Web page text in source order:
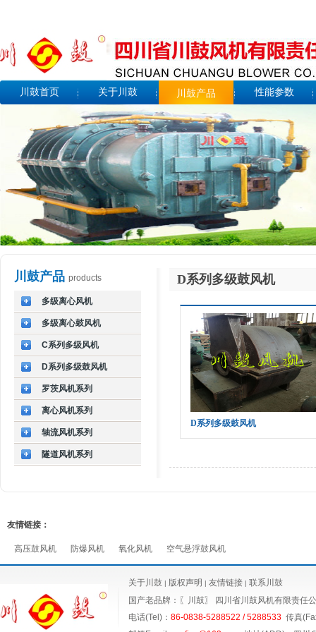
川鼓首页 关于川鼓 川鼓产品 性能参数
川鼓产品 products
多级离心风机
多级离心鼓风机
C系列多级风机
D系列多级鼓风机
罗茨风机系列
离心风机系列
轴流风机系列
隧道风机系列
D系列多级鼓风机
D系列多级鼓风机
友情链接：
高压鼓风机 防爆风机 氧化风机 空气悬浮鼓风机
关于川鼓 | 版权声明 | 友情链接 | 联系川鼓
国产老品牌：〖川鼓〗
四川省川鼓风机有限责任
电话(Tel)： 86-0838-5288522 / 5288533 传真